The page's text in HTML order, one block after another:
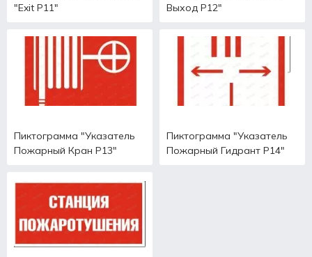
"Exit Р11"
Выход Р12"
Пиктограмма "Указатель
Пожарный Кран Р13"
Пиктограмма "Указатель
Пожарный Гидрант Р14"